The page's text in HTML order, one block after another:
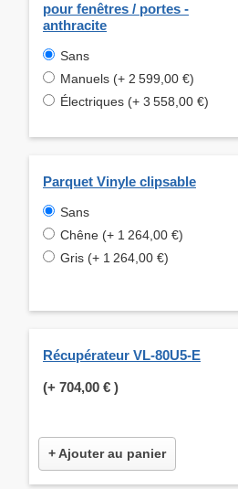
pour fenêtres / portes -
anthracite
Sans
Manuels (+ 2 599,00 €)
Électriques (+ 3 558,00 €)
Parquet Vinyle clipsable
Sans
Chêne (+ 1 264,00 €)
Gris (+ 1 264,00 €)
Récupérateur VL-80U5-E
(+ 704,00 € )
+ Ajouter au panier